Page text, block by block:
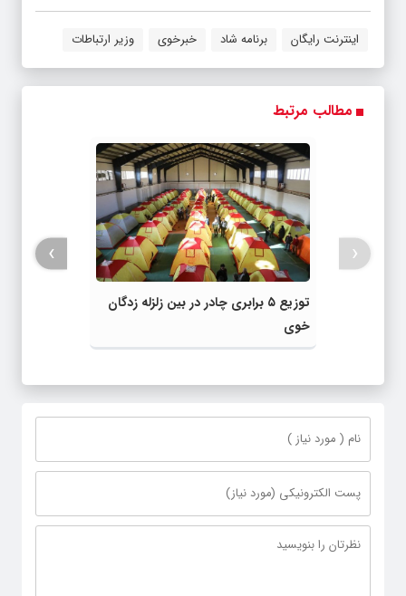
اینترنت رایگان برنامه شاد خبرخوی وزیر ارتباطات
مطالب مرتبط
توزیع ۵ برابری چادر در بین زلزله زدگان
خوی
‹
›